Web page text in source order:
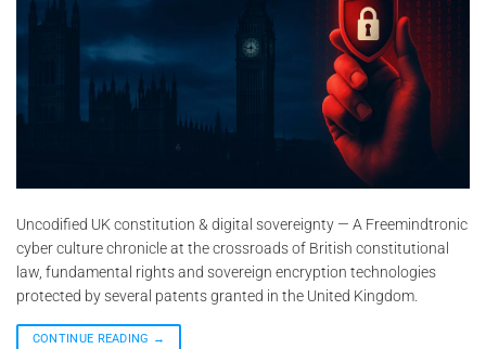
Uncodified UK constitution & digital sovereignty — A Freemindtronic
cyber culture chronicle at the crossroads of British constitutional
law, fundamental rights and sovereign encryption technologies
protected by several patents granted in the United Kingdom.
CONTINUE READING →